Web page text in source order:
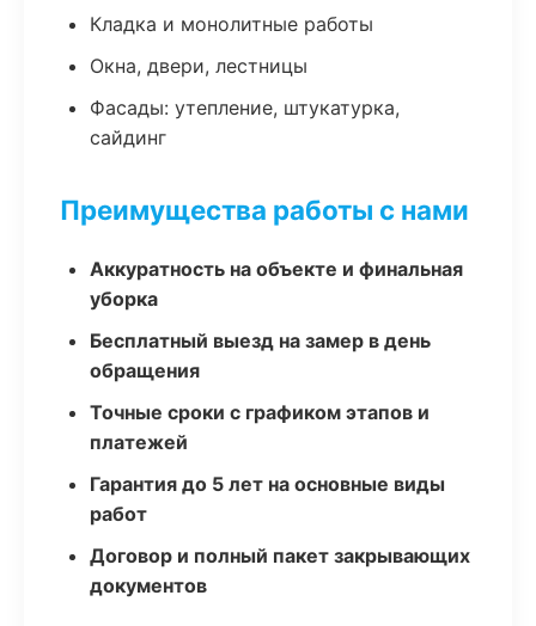
Кладка и монолитные работы
Окна, двери, лестницы
Фасады: утепление, штукатурка,
сайдинг
Преимущества работы с нами
Аккуратность на объекте и финальная
уборка
Бесплатный выезд на замер в день
обращения
Точные сроки с графиком этапов и
платежей
Гарантия до 5 лет на основные виды
работ
Договор и полный пакет закрывающих
документов